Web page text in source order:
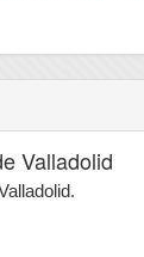
Valladolid